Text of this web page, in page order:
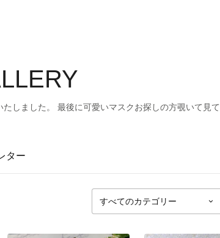
しました。 最後に可愛いマスクお探しの方覗いて見て
ター